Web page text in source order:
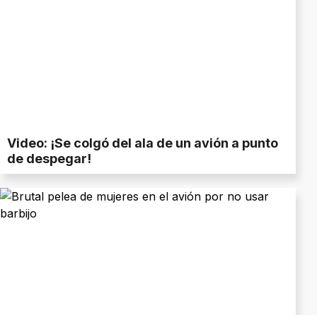
Video: ¡Se colgó del ala de un avión a punto
de despegar!